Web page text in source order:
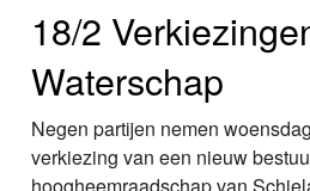
18/2
Waterschap
Negen partijen nemen
verkiezing van een nieuw
hoogheemraadschap van